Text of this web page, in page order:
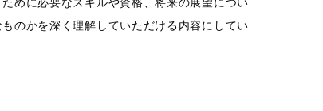
のかを深く理解していただける内容にしてい